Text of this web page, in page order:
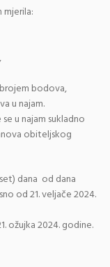
mjerila:
bodova,
u najam.
u najam sukladno
obiteljskog
dana od dana
od 21. veljače 2024.
ožujka 2024. godine.